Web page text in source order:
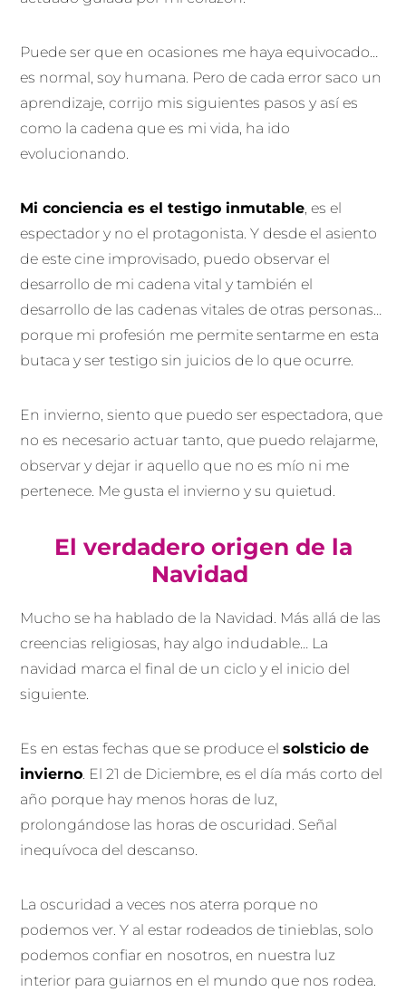
Puede ser que en ocasiones me haya equivocado…
es normal, soy humana. Pero de cada error saco un
aprendizaje, corrijo mis siguientes pasos y así es
como la cadena que es mi vida, ha ido
evolucionando.
Mi conciencia es el testigo inmutable, es el
espectador y no el protagonista. Y desde el asiento
de este cine improvisado, puedo observar el
desarrollo de mi cadena vital y también el
desarrollo de las cadenas vitales de otras personas…
porque mi profesión me permite sentarme en esta
butaca y ser testigo sin juicios de lo que ocurre.
En invierno, siento que puedo ser espectadora, que
no es necesario actuar tanto, que puedo relajarme,
observar y dejar ir aquello que no es mío ni me
pertenece. Me gusta el invierno y su quietud.
El verdadero origen de la
Navidad
Mucho se ha hablado de la Navidad. Más allá de las
creencias religiosas, hay algo indudable… La
navidad marca el final de un ciclo y el inicio del
siguiente.
Es en estas fechas que se produce elsolsticio de
invierno. El 21 de Diciembre, es el día más corto del
año porque hay menos horas de luz,
prolongándose las horas de oscuridad. Señal
inequívoca del descanso.
La oscuridad a veces nos aterra porque no
podemos ver. Y al estar rodeados de tinieblas, solo
podemos confiar en nosotros, en nuestra luz
interior para guiarnos en el mundo que nos rodea.